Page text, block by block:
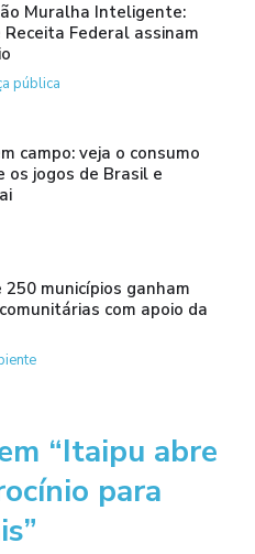
Muralha Inteligente:
Receita Federal assinam
pública
campo: veja o consumo
os jogos de Brasil e
250 municípios ganham
com apoio da
“Itaipu abre
para